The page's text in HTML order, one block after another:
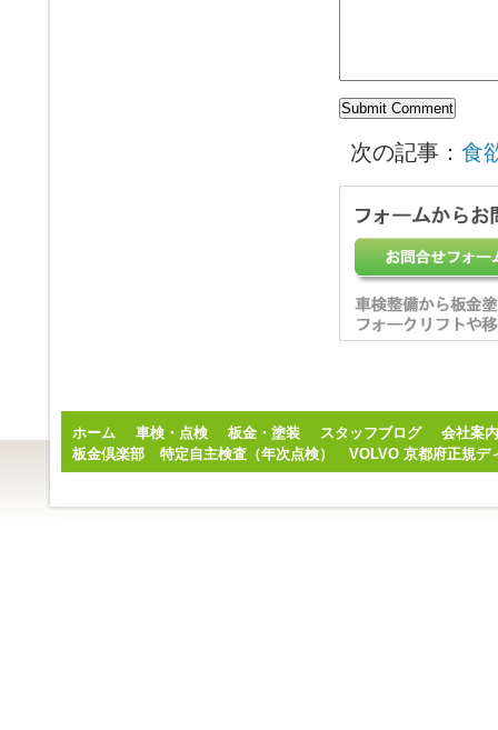
次の記事： 食
ホーム 車検・点検 板金・塗装 スタッフブログ
会社案内
板金倶楽部
特定自主検査（年次点検） VOLVO 京都府正規デ